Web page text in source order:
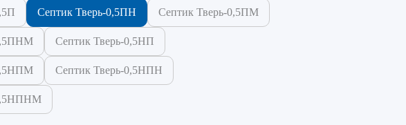
Септик Тверь-0,5ПН Септик Тверь-0,5ПМ
Септик Тверь-0,5НП
Септик Тверь-0,5НПН